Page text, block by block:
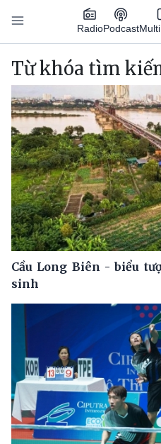
Nhảy đến nội dung
RadioPodcast
Main navigation
Từ khóa tìm
Cầu Long Biên - biểu
sinh